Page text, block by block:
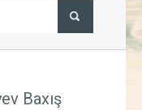
Baxış